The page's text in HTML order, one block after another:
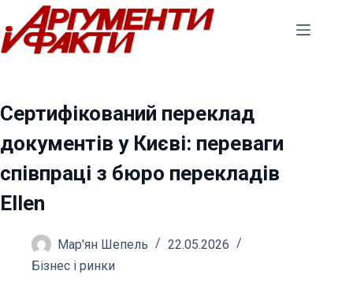
Перейти
до
вмісту
Сертифікований переклад
документів у Києві: переваги
співпраці з бюро перекладів
Ellen
Мар'ян Шепель
22.05.2026
Бізнес і ринки